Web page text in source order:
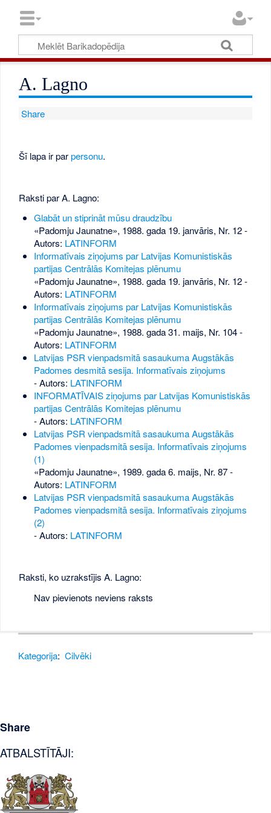
A. Lagno
Share
Šī lapa ir parpersonu.
Raksti par A. Lagno:
Glabāt un stiprināt mūsu draudzību
«Padomju Jaunatne», 1988. gada 19. janvāris, Nr. 12-
Autors: LATINFORM
Informatīvais ziņojums par Latvijas Komunistiskās
partijas Centrālās Komitejas plēnumu
«Padomju Jaunatne», 1988. gada 19. janvāris, Nr. 12-
Autors: LATINFORM
Informatīvais ziņojums par Latvijas Komunistiskās
partijas Centrālās Komitejas plēnumu
«Padomju Jaunatne», 1988. gada 31. maijs, Nr. 104-
Autors: LATINFORM
Latvijas PSR vienpadsmitā sasaukuma Augstākās
Padomes desmitā sesija. Informatīvais ziņojums
- Autors: LATINFORM
INFORMATĪVAIS ziņojums par Latvijas Komunistiskās
partijas Centrālās Komitejas plēnumu
- Autors: LATINFORM
Latvijas PSR vienpadsmitā sasaukuma Augstākās
Padomes vienpadsmitā sesija. Informatīvais ziņojums
(1)
«Padomju Jaunatne», 1989. gada 6. maijs, Nr. 87-
Autors: LATINFORM
Latvijas PSR vienpadsmitā sasaukuma Augstākās
Padomes vienpadsmitā sesija. Informatīvais ziņojums
(2)
- Autors: LATINFORM
Raksti, ko uzrakstījis A. Lagno:
Nav pievienots neviens raksts
Kategorija: Cilvēki
Share
ATBALSTĪTĀJI: